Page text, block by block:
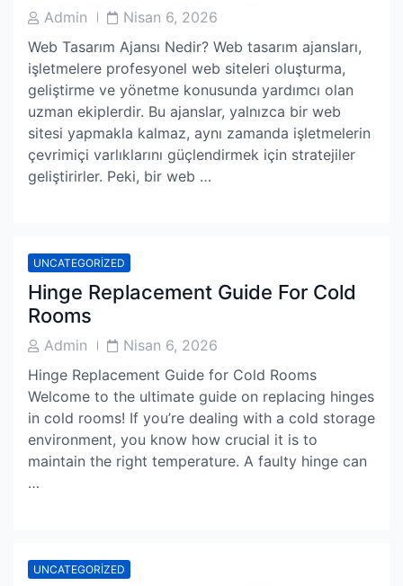
PostAdmin
PostNisan 6, 2026
Web Tasarım Ajansı Nedir? Web tasarım ajansları,
işletmelere profesyonel web siteleri oluşturma,
geliştirme ve yönetme konusunda yardımcı olan
uzman ekiplerdir. Bu ajanslar, yalnızca bir web
sitesi yapmakla kalmaz, aynı zamanda işletmelerin
çevrimiçi varlıklarını güçlendirmek için stratejiler
geliştirirler. Peki, bir web …
UNCATEGORIZED
Hinge Replacement Guide For Cold
Rooms
PostAdmin
PostNisan 6, 2026
Hinge Replacement Guide for Cold Rooms
Welcome to the ultimate guide on replacing hinges
in cold rooms! If you’re dealing with a cold storage
environment, you know how crucial it is to
maintain the right temperature. A faulty hinge can
…
UNCATEGORIZED